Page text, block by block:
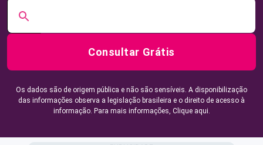
Consultar Grátis
Os dados são de origem pública e não são sensíveis. A disponibilização
das informações observa a legislação brasileira e o direito de acesso à
informação. Para mais informações, Clique aqui.